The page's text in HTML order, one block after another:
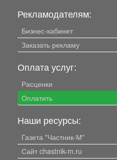
Рекламодателям:
Бизнес-кабинет
Заказать рекламу
Оплата услуг:
Расценки
Оплатить
Наши ресурсы:
Газета "Частник-М"
Сайт chastnik-m.ru